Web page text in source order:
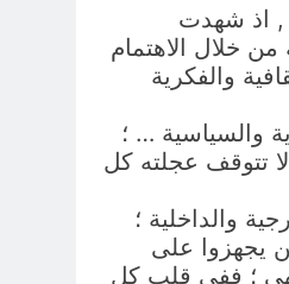
, اذ شهدت
خلال الاهتمام
والفكرية
والسياسية … ؛
تتوقف عجلته كل
والداخلية ؛
يجهزوا على
؛ ففي قلب كل